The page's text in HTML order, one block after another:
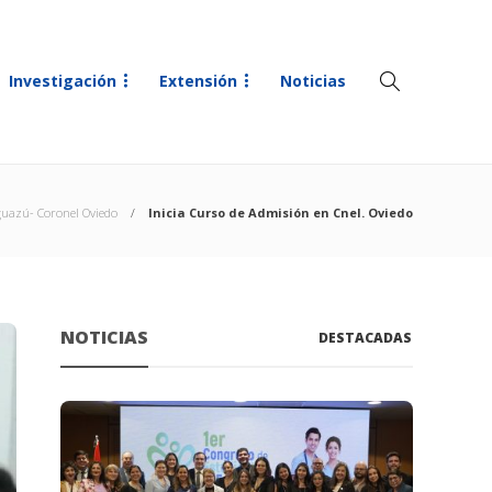
Investigación Extensión Noticias
Coronel Oviedo Inicia Curso de Admisión en Cnel. Oviedo
NOTICIAS DESTACADAS